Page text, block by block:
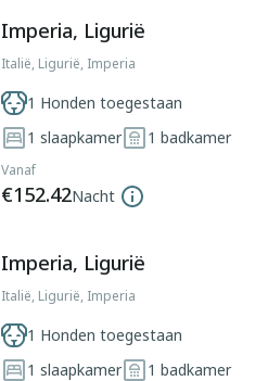
Imperia, Ligurië
Italië, Ligurië, Imperia
1 Honden toegestaan
1 slaapkamer 1 badkamer
Vanaf
€152.42Nacht
Imperia, Ligurië
Italië, Ligurië, Imperia
1 Honden toegestaan
1 slaapkamer 1 badkamer